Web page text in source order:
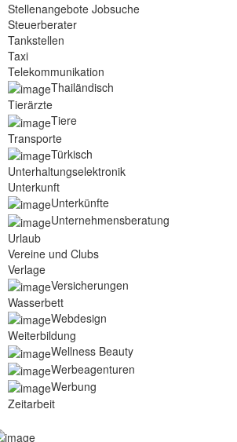
Stellenangebote Jobsuche
Steuerberater
Tankstellen
Taxi
Telekommunikation
Thailändisch
Tierärzte
Tiere
Transporte
Türkisch
Unterhaltungselektronik
Unterkunft
Unterkünfte
Unternehmensberatung
Urlaub
Vereine und Clubs
Verlage
Versicherungen
Wasserbett
Webdesign
Weiterbildung
Wellness Beauty
Werbeagenturen
Werbung
Zeitarbeit